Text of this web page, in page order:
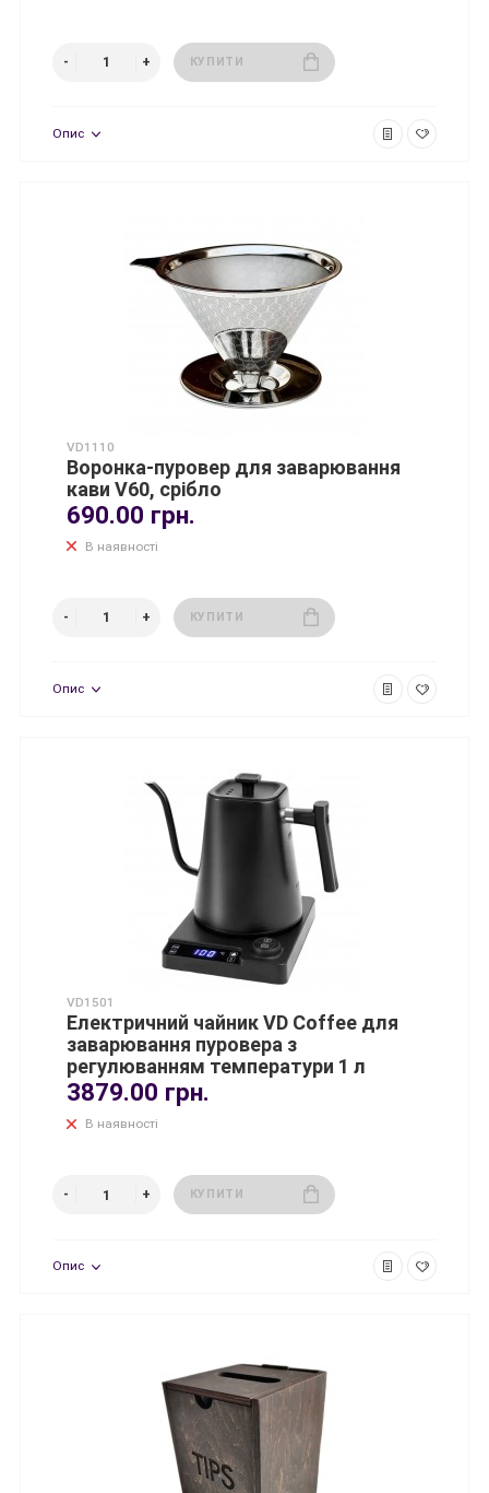
КУПИТИ
Опис
VD1110
Воронка-пуровер для заварювання
кави V60, срібло
690.00 грн.
В наявності
КУПИТИ
Опис
VD1501
Електричний чайник VD Coffee для
заварювання пуровера з
регулюванням температури 1 л
3879.00 грн.
В наявності
КУПИТИ
Опис